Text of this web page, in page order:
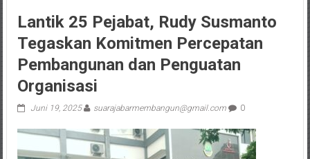
Lantik 25 Pejabat, Rudy Susmanto
Tegaskan Komitmen Percepatan
Pembangunan dan Penguatan
Organisasi
Juni 19, 2025 suarajabarmembangun@gmail.com 0